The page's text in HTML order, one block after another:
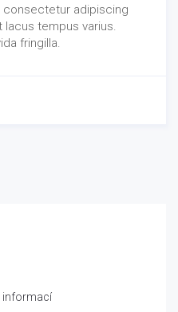
consectetur adipiscing
lacus tempus varius.
fringilla.
informací